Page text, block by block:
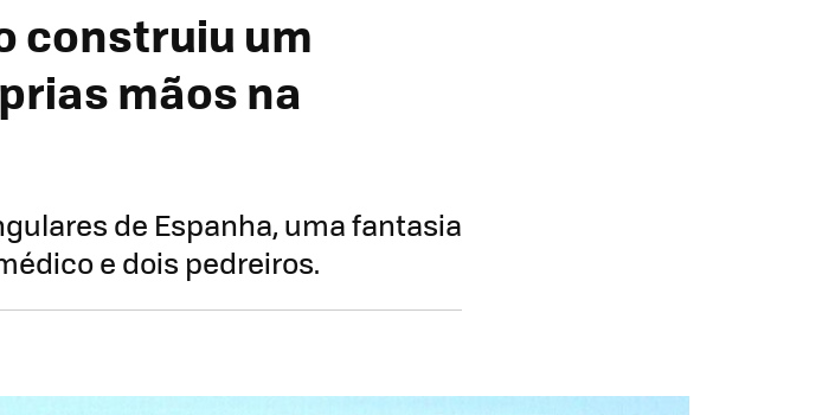
construiu um
mãos na
de Espanha, uma fantasia
e dois pedreiros.